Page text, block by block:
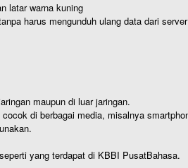
latar warna kuning
harus mengunduh ulang data dari server
maupun di luar jaringan.
di berbagai media, misalnya
yang terdapat di KBBI PusatBahasa.